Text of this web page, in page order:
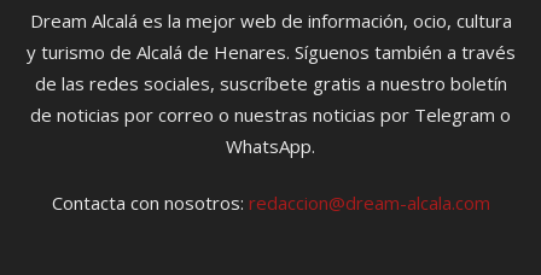
Dream Alcalá es la mejor web de información, ocio, cultura
y turismo de Alcalá de Henares. Síguenos también a través
de las redes sociales, suscríbete gratis a nuestro boletín
de noticias por correo o nuestras noticias por Telegram o
WhatsApp.
Contacta con nosotros: redaccion@dream-alcala.com